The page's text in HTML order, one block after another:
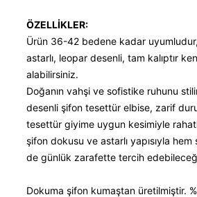
ÖZELLİKLER:
Ürün 36-42 bedene kadar
astarlı, leopar desenli, tam kalıptır
alabilirsiniz.
Doğanın vahşi ve sofistike ruhunu
desenli şifon tesettür elbise, zarif
tesettür giyime uygun kesimiyle
şifon dokusu ve astarlı yapısıyla
de günlük zarafette tercih
Dokuma şifon kumaştan üretilmiştir.